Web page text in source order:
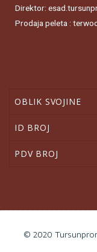
Direktor:
Prodaja peleta :
OBLIK SVOJINE
ID BROJ
PDV BROJ
© 2020